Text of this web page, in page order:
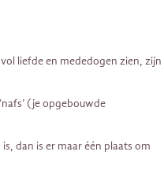
liefde en mededogen zien, zijn
(je opgebouwde
dan is er maar één plaats om